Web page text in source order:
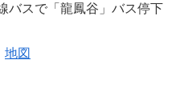
バスで「龍鳳谷」バス停下
地図